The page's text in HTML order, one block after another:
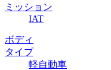
ミッション
IAT
ボディ
タイプ
軽自動車